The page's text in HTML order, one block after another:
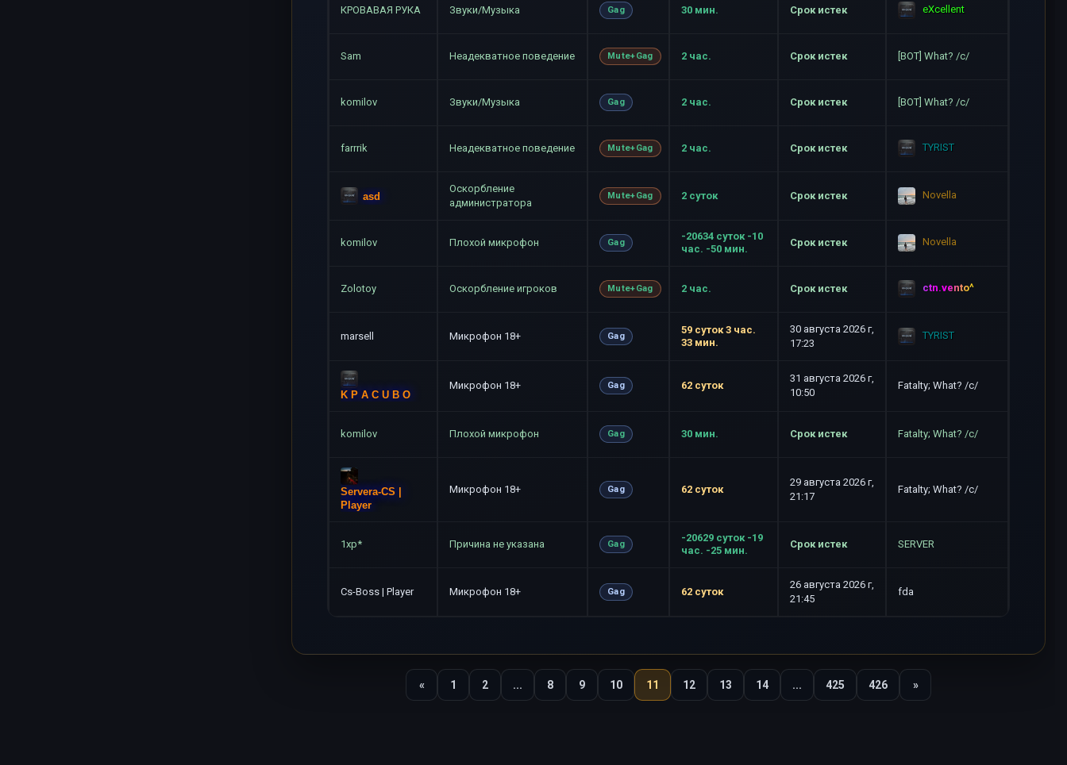
КРОВАВАЯ РУКА Звуки/Музыка Gag 30 мин. Срок истек eXcellent
Sam Неадекватное поведение Mute+Gag 2 час. Срок истек [BOT] What? /c/
komilov Звуки/Музыка Gag 2 час. Срок истек [BOT] What? /c/
farrrik Неадекватное поведение Mute+Gag 2 час. Срок истек TYRIST
asd
Оскорбление
администратора
Mute+Gag 2 суток Срок истек Novella
komilov Плохой микрофон Gag
-20634 суток -10
час. -50 мин.
Срок истек Novella
Zolotoy Оскорбление игроков Mute+Gag 2 час. Срок истек ctn.vento^
marsell Микрофон 18+ Gag
59 суток 3 час.
33 мин.
30 августа 2026 г,
17:23
TYRIST
K P A C U B O
Микрофон 18+ Gag 62 суток
31 августа 2026 г,
10:50
Fatalty; What? /c/
komilov Плохой микрофон Gag 30 мин. Срок истек Fatalty; What? /c/
Servera-CS |
Player
Микрофон 18+ Gag 62 суток
29 августа 2026 г,
21:17
Fatalty; What? /c/
1xp* Причина не указана Gag
-20629 суток -19
час. -25 мин.
Срок истек SERVER
Cs-Boss | Player Микрофон 18+ Gag 62 суток
26 августа 2026 г,
21:45
fda
«
Назад
1 2 ... 8 9 10 11 12 13 14 ... 425 426 »
Вперед